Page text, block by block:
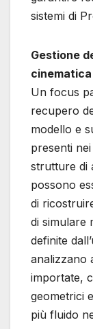
sistemi di
Gestione
cinematica
Un focus
recupero
modello e
presenti
strutture di
possono
di
di simulare
definite
analizzano
importate,
geometrici
più fluido